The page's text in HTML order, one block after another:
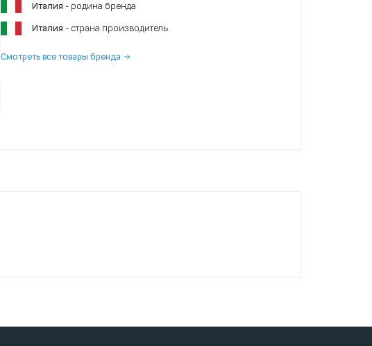
Италия - родина бренда
Италия - страна производитель
Смотреть все товары бренда